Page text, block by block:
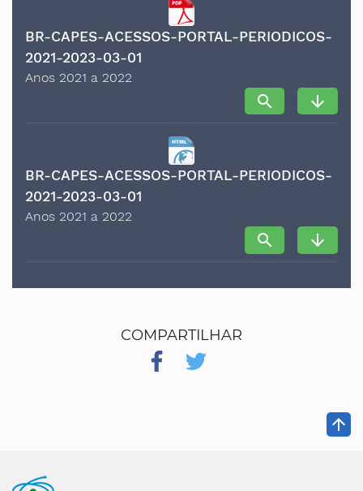
BR-CAPES-ACESSOS-PORTAL-PERIODICOS-
2021-2023-03-01
Anos 2021 a 2022
search arrow_downward
BR-CAPES-ACESSOS-PORTAL-PERIODICOS-
2021-2023-03-01
Anos 2021 a 2022
search arrow_downward
COMPARTILHAR
arrow_upward